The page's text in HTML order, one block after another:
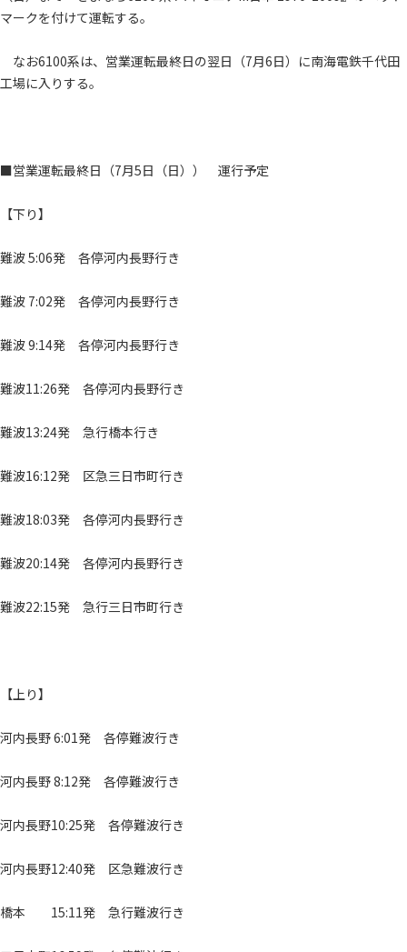
マークを付けて運転する。
なお6100系は、営業運転最終日の翌日（7月6日）に南海電鉄千代田
工場に入りする。
■営業運転最終日（7月5日（日）） 運行予定
【下り】
難波 5:06発 各停河内長野行き
難波 7:02発 各停河内長野行き
難波 9:14発 各停河内長野行き
難波11:26発 各停河内長野行き
難波13:24発 急行橋本行き
難波16:12発 区急三日市町行き
難波18:03発 各停河内長野行き
難波20:14発 各停河内長野行き
難波22:15発 急行三日市町行き
【上り】
河内長野 6:01発 各停難波行き
河内長野 8:12発 各停難波行き
河内長野10:25発 各停難波行き
河内長野12:40発 区急難波行き
橋本 15:11発 急行難波行き